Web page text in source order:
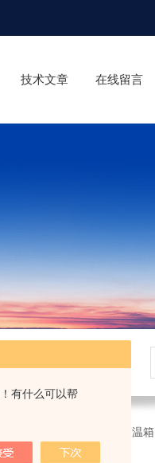
有什么可以帮
技术文章 在线留言
机/耐臭氧老化试验箱
武汉立式电热恒温鼓风高温箱